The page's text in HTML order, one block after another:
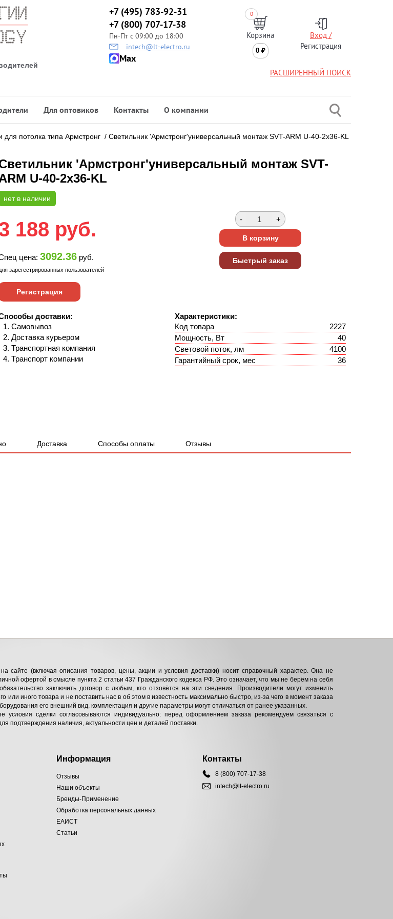
+7 (495) 783-92-31
+7 (800) 707-17-38
Пн-Пт с 09:00 до 18:00
intech@lt-electro.ru
Max
0
Корзина
0 ₽
Вход /
Регистрация
РАСШИРЕННЫЙ ПОИСК
Для оптовиков Контакты О компании
для потолка типа Армстронг / Светильник 'Армстронг'универсальный монтаж SVT-ARM U-40-2x36-KL
'Армстронг'универсальный монтаж SVT-
U-40-2x36-KL
нет в наличии
188 руб.
цена: 3092.36 руб.
зарегестрированных пользователей
Регистрация
доставки:
Самовывоз
Доставка курьером
Транспортная компания
Транспорт компании
Характеристики:
Код товара
2227
Мощность, Вт
40
Световой поток, лм
4100
Гарантийный срок, мес
36
Доставка Способы оплаты Отзывы
сайте (включая описания товаров, цены, акции и условия доставки) носит справочный характер. Она не
офертой в смысле пункта 2 статьи 437 Гражданского кодекса РФ. Это означает, что мы не берём на себя
заключить договор с любым, кто отзовётся на эти сведения. Производители могут изменить
или иного товара и не поставить нас в об этом в известность максимально быстро, из-за чего в момент заказа
его внешний вид, комплектация и другие параметры могут отличаться от ранее указанных.
условия сделки согласовываются индивидуально: перед оформлением заказа рекомендуем связаться с
подтверждения наличия, актуальности цен и деталей поставки.
Информация
Отзывы
Наши объекты
Бренды-Применение
Обработка персональных данных
ЕАИСТ
Статьи
Контакты
8 (800) 707-17-38
intech@lt-electro.ru